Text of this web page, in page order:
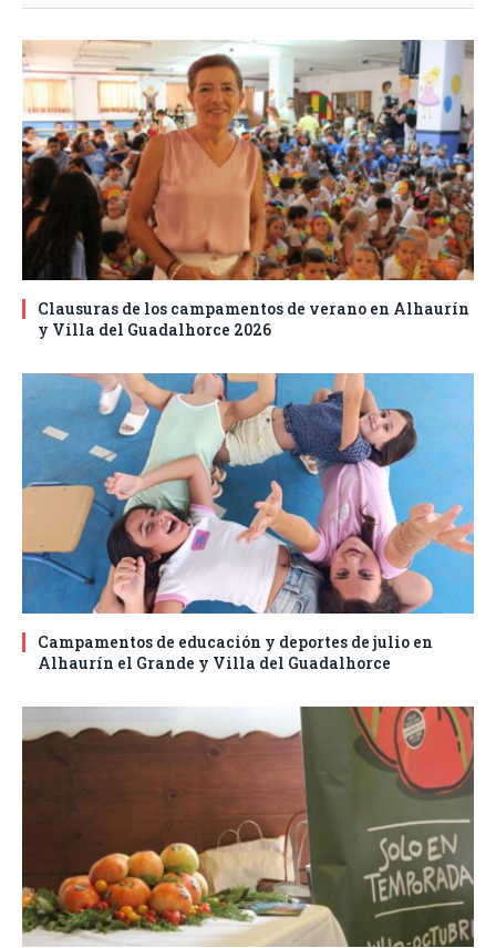
Clausuras de los campamentos de verano en Alhaurín
y Villa del Guadalhorce 2026
Campamentos de educación y deportes de julio en
Alhaurín el Grande y Villa del Guadalhorce